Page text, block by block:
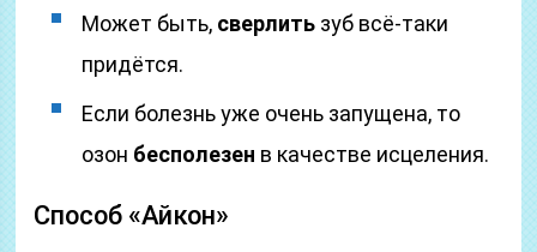
Может быть, сверлить зуб всё-таки
придётся.
Если болезнь уже очень запущена, то
озон бесполезен в качестве исцеления.
Способ «Айкон»